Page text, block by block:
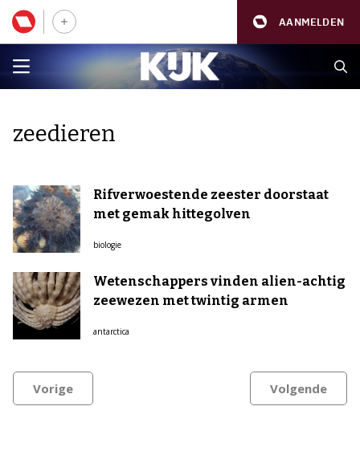
AANMELDEN
zeedieren
Rifverwoestende zeester doorstaat
met gemak hittegolven
biologie
Wetenschappers vinden alien-achtig
zeewezen met twintig armen
antarctica
Vorige Volgende